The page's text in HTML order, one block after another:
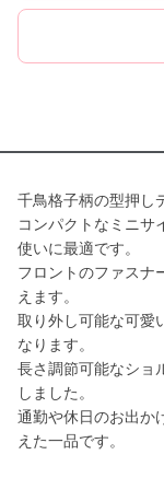
千鳥格子柄の型押し
コンパクトなミニサ
使いに最適です。
フロントのファスナ
えます。
取り外し可能な可愛
なります。
長さ調節可能なショ
しました。
通勤や休日のお出か
えた一品です。